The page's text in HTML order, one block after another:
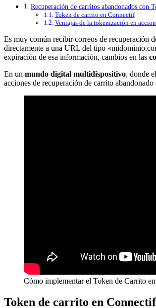
Recuperación de carritos abandonados con
Token de carrito en Connectif
Ventajas de la tokenización en
Es muy común recibir correos de recuperación
directamente a una URL del tipo
expiración de esa información, cambios en las
En un mundo digital multidispositivo, donde
acciones de recuperación de carrito
Cómo implementar el Token de Carrito
Token de carrito en Connectif